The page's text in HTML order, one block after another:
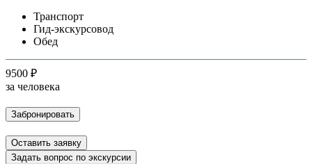
Транспорт
Гид-экскурсовод
Обед
9500 ₽
за человека
Забронировать
Оставить заявку
Задать вопрос по экскурсии